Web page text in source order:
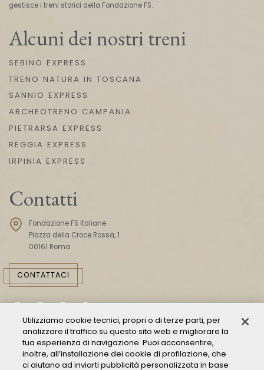
gestisce i treni storici della Fondazione FS.
Alcuni dei nostri treni
SEBINO EXPRESS
TRENO NATURA IN TOSCANA
SANNIO EXPRESS
ARCHEOTRENO CAMPANIA
PIETRARSA EXPRESS
REGGIA EXPRESS
IRPINIA EXPRESS
Contatti
Fondazione FS Italiane
Piazza della Croce Rossa, 1
00161 Roma
CONTATTACI
Utilizziamo cookie tecnici, propri o di terze parti, per
analizzare il traffico su questo sito web e migliorare la
tua esperienza di navigazione. Puoi acconsentire,
inoltre, all’installazione dei cookie di profilazione, che
ci aiutano ad inviarti pubblicità personalizzata in base